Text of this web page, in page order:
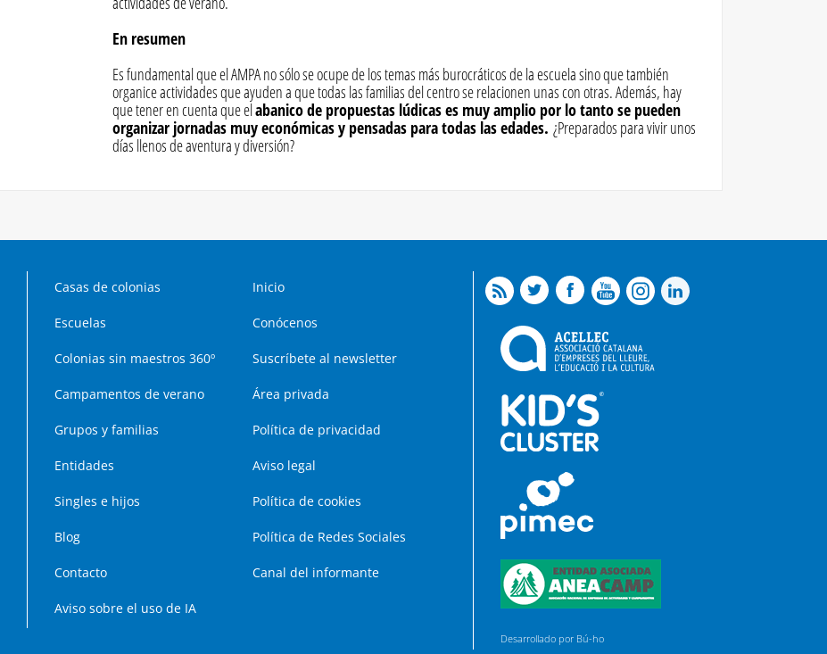
En resumen
Es fundamental que el AMPA no sólo se ocupe de los temas más burocráticos de la escuela sino que también
organice actividades que ayuden a que todas las familias del centro se relacionen unas con otras. Además, hay
que tener en cuenta que elabanico de propuestas lúdicas es muy amplio por lo tanto se pueden
organizar jornadas muy económicas y pensadas para todas las edades. ¿Preparados para vivir unos
días llenos de aventura y diversión?
Casas de colonias Inicio
Escuelas Conócenos
Colonias sin maestros 360º Suscríbete al newsletter
Campamentos de verano Área privada
Grupos y familias Política de privacidad
Entidades Aviso legal
Singles e hijos Política de cookies
Blog Política de Redes Sociales
Contacto Canal del informante
Aviso sobre el uso de IA
Desarrollado por Bú-ho